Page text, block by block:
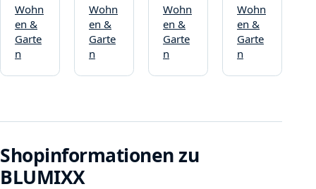
Wohn
en &
Garte
n
Wohn
en &
Garte
n
Wohn
en &
Garte
n
Wohn
en &
Garte
n
Shopinformationen zu
BLUMIXX